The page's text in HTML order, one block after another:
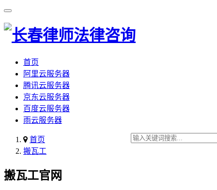
首页
阿里云服务器
腾讯云服务器
京东云服务器
百度云服务器
雨云服务器
首页
搬瓦工
搬瓦工官网